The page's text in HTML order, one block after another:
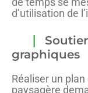
d’utilisation de
graphiques
Réaliser un
paysagère